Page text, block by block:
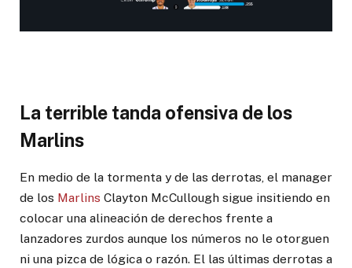
La terrible tanda ofensiva de los
Marlins
En medio de la tormenta y de las derrotas, el manager
de los Marlins Clayton McCullough sigue insitiendo en
colocar una alineación de derechos frente a
lanzadores zurdos aunque los números no le otorguen
ni una pizca de lógica o razón. El las últimas derrotas a